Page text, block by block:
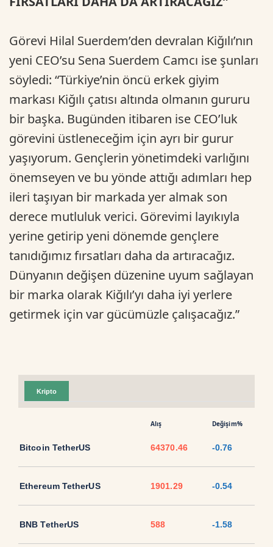
Görevi Hilal Suerdem’den devralan Kiğılı’nın
yeni CEO’su Sena Suerdem Camcı ise şunları
söyledi: “Türkiye’nin öncü erkek giyim
markası Kiğılı çatısı altında olmanın gururu
bir başka. Bugünden itibaren ise CEO’luk
görevini üstleneceğim için ayrı bir gurur
yaşıyorum. Gençlerin yönetimdeki varlığını
önemseyen ve bu yönde attığı adımları hep
ileri taşıyan bir markada yer almak son
derece mutluluk verici. Görevimi layıkıyla
yerine getirip yeni dönemde gençlere
tanıdığımız fırsatları daha da artıracağız.
Dünyanın değişen düzenine uyum sağlayan
bir marka olarak Kiğılı’yı daha iyi yerlere
getirmek için var gücümüzle çalışacağız.”
Kripto
Alış Değişim%
Bitcoin TetherUS 64370.46 -0.76
Ethereum TetherUS 1901.29 -0.54
BNB TetherUS 588 -1.58